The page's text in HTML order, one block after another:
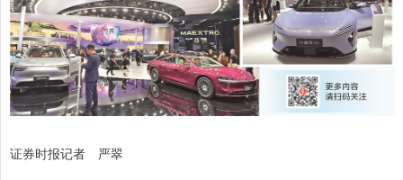
证券时报记者 严翠